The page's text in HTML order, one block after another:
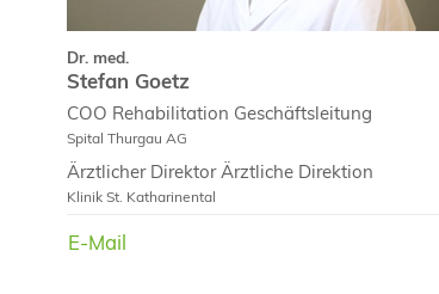
Dr. med.
Stefan Goetz
COO Rehabilitation Geschäftsleitung
Spital Thurgau AG
Ärztlicher Direktor Ärztliche Direktion
Klinik St. Katharinental
E-Mail
E-Mail